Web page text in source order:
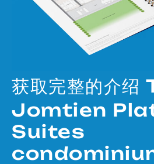
获取完整的介绍
Jomtien
Suites